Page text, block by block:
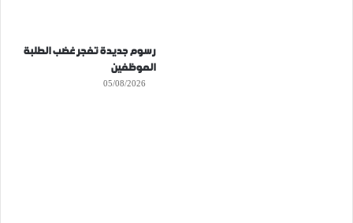
رسوم جديدة تفجر غضب الطلبة
الموظفين
05/08/2026